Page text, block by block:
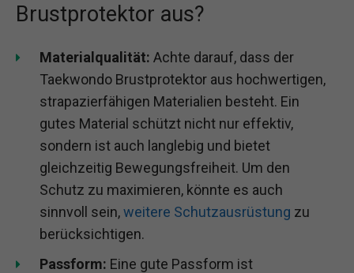
Brustprotektor aus?
Materialqualität: Achte darauf, dass der
Taekwondo Brustprotektor aus hochwertigen,
strapazierfähigen Materialien besteht. Ein
gutes Material schützt nicht nur effektiv,
sondern ist auch langlebig und bietet
gleichzeitig Bewegungsfreiheit. Um den
Schutz zu maximieren, könnte es auch
sinnvoll sein,weitere Schutzausrüstung zu
berücksichtigen.
Passform: Eine gute Passform ist